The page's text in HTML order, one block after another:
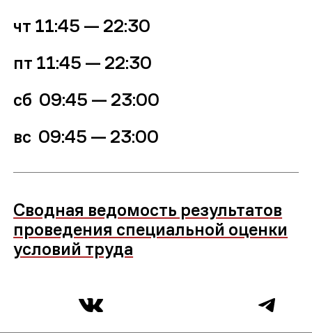
чт 11:45 — 22:30
пт 11:45 — 22:30
сб 09:45 — 23:00
вс 09:45 — 23:00
Сводная ведомость результатов
проведения специальной оценки
условий труда